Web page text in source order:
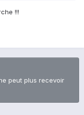
!!!
peut plus recevoir